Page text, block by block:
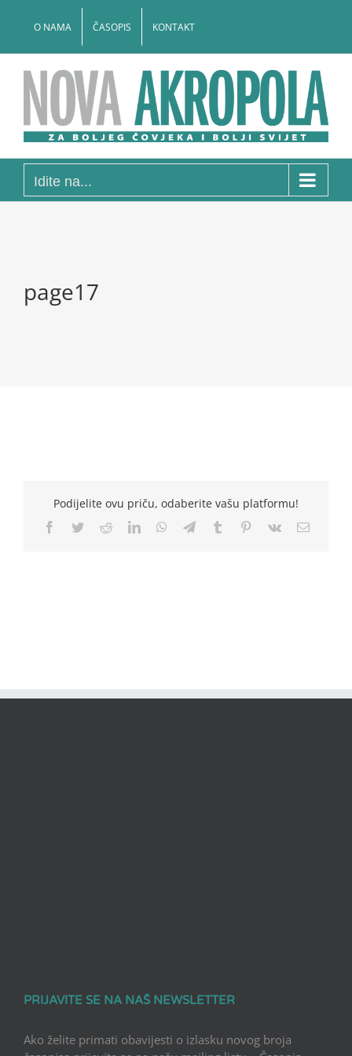
O NAMA ČASOPIS KONTAKT
Idite na...
page17
Podijelite ovu priču, odaberite vašu platformu!
Facebook
TwitterRedditLinkedInWhatsApp
TelegramTumblr Pinterest
Vk Email
PRIJAVITE SE NA NAŠ NEWSLETTER
Ako želite primati obavijesti o izlasku novog broja